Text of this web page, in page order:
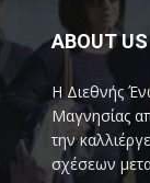
ABOUT US
Η Διεθνής
Μαγνησίας
την
σχέσεων